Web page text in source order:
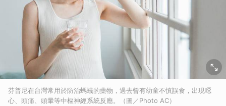
芬普尼在台灣常用於防治螞蟻的藥物，過去曾有幼童不慎誤食，出現噁
心、頭痛、頭暈等中樞神經系統反應。（圖／Photo AC）